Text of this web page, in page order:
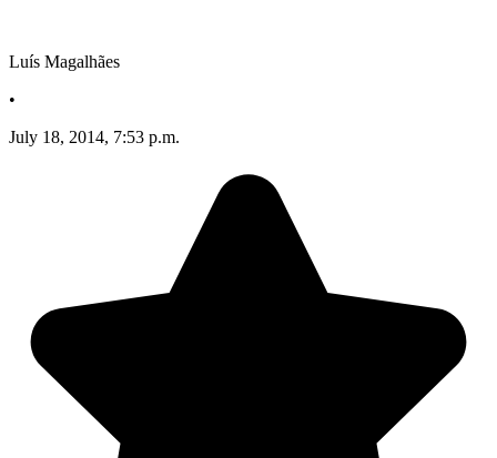
Luís Magalhães
•
July 18, 2014, 7:53 p.m.